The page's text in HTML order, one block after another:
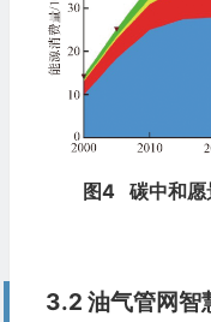
图4 碳中和
3.2 油气管网智